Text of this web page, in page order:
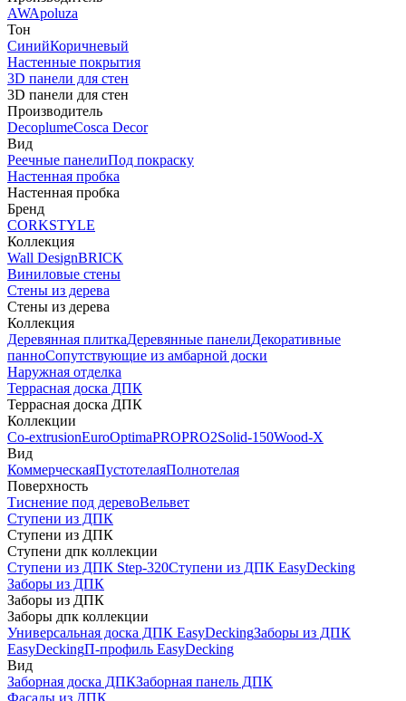
AWApoluza
Тон
СинийКоричневый
Настенные покрытия
3D панели для стен
3D панели для стен
Производитель
DecoplumeCosca Decor
Вид
Реечные панелиПод покраску
Настенная пробка
Настенная пробка
Бренд
CORKSTYLE
Коллекция
Wall DesignBRICK
Виниловые стены
Стены из дерева
Стены из дерева
Коллекция
Деревянная плиткаДеревянные панелиДекоративные
панноСопутствующие из амбарной доски
Наружная отделка
Террасная доска ДПК
Террасная доска ДПК
Коллекции
Co-extrusionEuroOptimaPROPRO2Solid-150Wood-X
Вид
КоммерческаяПустотелаяПолнотелая
Поверхность
Тиснение под деревоВельвет
Ступени из ДПК
Ступени из ДПК
Ступени дпк коллекции
Ступени из ДПК Step-320Ступени из ДПК EasyDecking
Заборы из ДПК
Заборы из ДПК
Заборы дпк коллекции
Универсальная доска ДПК EasyDeckingЗаборы из ДПК
EasyDeckingП-профиль EasyDecking
Вид
Заборная доска ДПКЗаборная панель ДПК
Фасады из ДПК